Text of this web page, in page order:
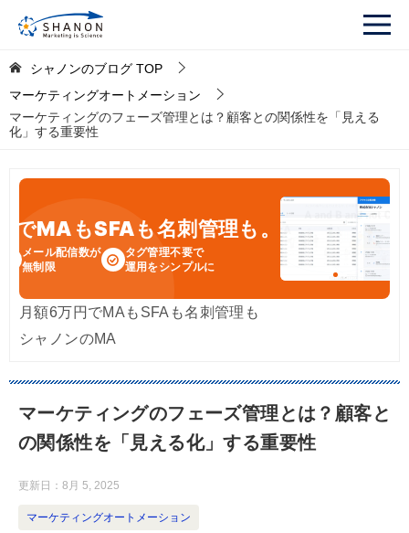
シャノンのブログ TOP
マーケティングオートメーション
マーケティングのフェーズ管理とは？顧客との関係性を「見える
化」する重要性
でMAもSFAも名刺管理も。
メール配信数が
無制限
タグ管理不要で
運用をシンプルに
月額6万円でMAもSFAも名刺管理も
シャノンのMA
マーケティングのフェーズ管理とは？顧客と
の関係性を「見える化」する重要性
更新日： 8月 5, 2025
マーケティングオートメーション